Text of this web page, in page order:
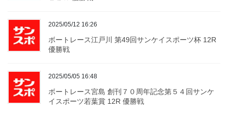
2025/05/12 16:26
ボートレース江戸川 第49回サンケイスポーツ杯 12R
優勝戦
2025/05/05 16:48
ボートレース宮島 創刊７０周年記念第５４回サンケ
イスポーツ若葉賞 12R 優勝戦